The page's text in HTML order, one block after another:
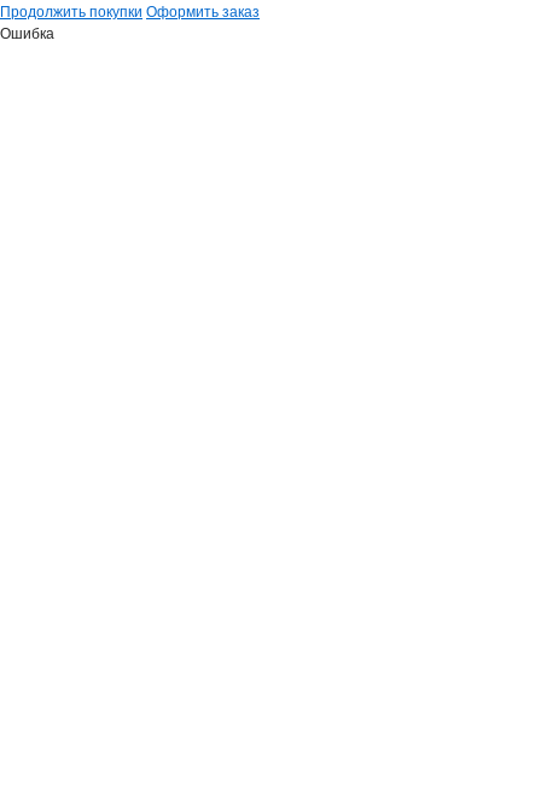
Продолжить покупки Оформить заказ
Ошибка